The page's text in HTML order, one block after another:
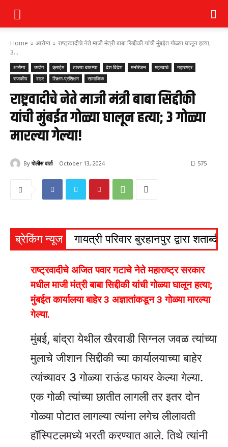
Home आरोग्य
राष्ट्रवादीचे नेते माजी मंत्री बाबा सिद्दीकी यांची मुंबईत गोळ्या घालून हत्या;
3...
आरोग्य उद्योग क्राईम ताज्या बातम्या देश-विदेश मनोरंजन महत्त्वाचे
महाराष्ट्र
राजकीय
शहर शिक्षण-प्रशिक्षण सामाजिक
राष्ट्रवादीचे नेते माजी मंत्री बाबा सिद्दीकी
यांची मुंबईत गोळ्या घालून हत्या; 3 गोळ्या
मारल्या गेल्या!
By पोलीस वार्ता October 13, 2024 575
ब्रेकिंग न्यूज गायत्री परिवार बुरहानपुर द्वारा
राष्ट्रवादीचे अजित पवार गटाचे नेते महाराष्ट्र सरकार
मधील माजी मंत्री बाबा सिद्दीकी यांची गोळ्या घालून हत्या;
मुंबईत कार्यालया बाहेर 3 अज्ञातांकडून 3 गोळ्या मारल्या
गेल्या.
मुंबई, बांद्रा येथील खैरवाडी सिग्नल जवळ त्यांच्या
मुलाचे जीशान सिद्दीकी च्या कार्यालयाच्या बाहेर
त्यांच्यावर 3 गोळ्या राऊंड फायर केल्या गेल्या.
एक गोळी त्यांच्या छातीत लागली तर इतर दोन
गोळ्या पोटात लागल्या त्यांना लगेच लीलावती
हॉस्पिटलमध्ये भरती करण्यात आले. तिथे त्यांनी